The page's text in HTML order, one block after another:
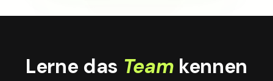
Lerne das Team kennen